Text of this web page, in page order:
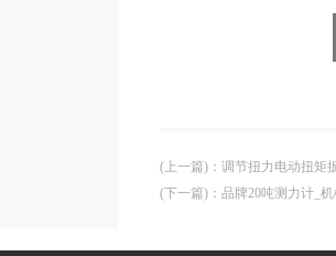
(上一篇) ： 调节扭力电动扭矩
(下一篇) ： 品牌20吨测力计_